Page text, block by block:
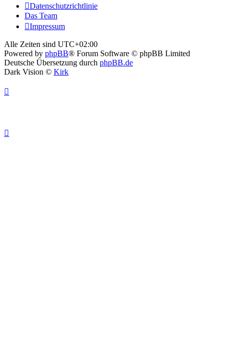
Datenschutzrichtlinie
Das Team
Impressum
Alle Zeiten sind UTC+02:00
Powered by phpBB® Forum Software © phpBB Limited
Deutsche Übersetzung durch phpBB.de
Dark Vision © Kirk